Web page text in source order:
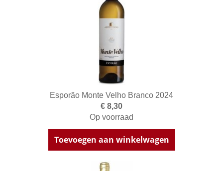
Esporão Monte Velho Branco 2024
€ 8,30
Op voorraad
Toevoegen aan winkelwagen